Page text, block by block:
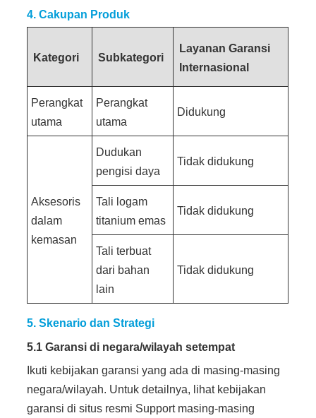
4. Cakupan Produk
Kategori Subkategori
Layanan Garansi
Internasional
Perangkat
utama
Perangkat
utama
Didukung
Aksesoris
dalam
kemasan
Dudukan
pengisi daya
Tidak didukung
Tali logam
titanium emas
Tidak didukung
Tali terbuat
dari bahan
lain
Tidak didukung
5. Skenario dan Strategi
5.1 Garansi di negara/wilayah setempat
Ikuti kebijakan garansi yang ada di masing-masing
negara/wilayah. Untuk detailnya, lihat kebijakan
garansi di situs resmi Support masing-masing